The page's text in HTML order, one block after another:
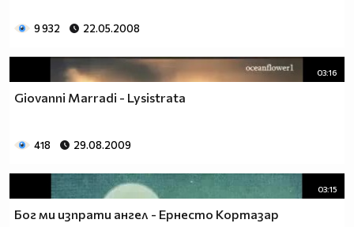
9 932 22.05.2008
03:16
Giovanni Marradi - Lysistrata
418 29.08.2009
03:15
Бог ми изпрати ангел - Ернесто Кортазар